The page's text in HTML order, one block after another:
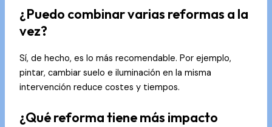
¿Puedo combinar varias reformas a la
vez?
Sí, de hecho, es lo más recomendable. Por ejemplo,
pintar, cambiar suelo e iluminación en la misma
intervención reduce costes y tiempos.
¿Qué reforma tiene más impacto